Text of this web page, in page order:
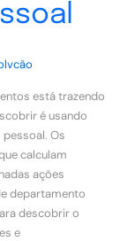
está trazendo
é usando
Os
calculam
ações
departamento
descobrir o
e